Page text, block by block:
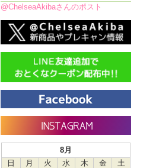
@ChelseaAkibaさんのポスト
8月
日
月 火 水 木 金
土